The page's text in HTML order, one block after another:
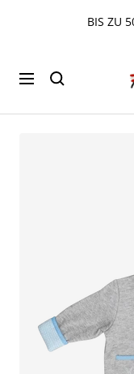
BIS ZU
Navigation